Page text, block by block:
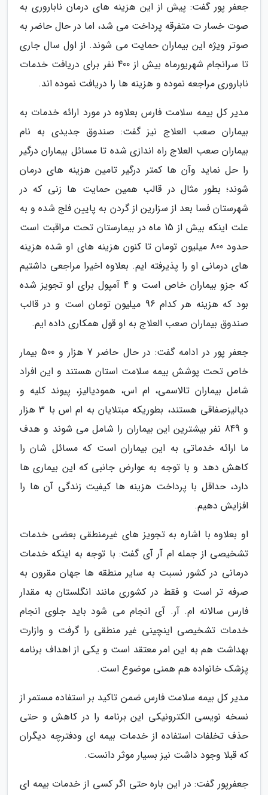
جعفر پور گفت: پیش از این هزینه های درمان ناباروری به
صوت خسار ت متفرقه پرداخت می شد، اما در حال حاضر به
صوتر ویژه این بیماران حمایت می شوند. از اول سال جاری
تا سرانجام شهریورماه بیش از 400 نفر برای دریافت خدمات
ناباروری مراجعه نموده و هزینه ها را دریافت نموده اند.
مدیر کل بیمه سلامت فارس بعلاوه در مورد ارائه خدمات به
بیماران صعب العلاج نیز گفت: صندوق جدیدی به نام
بیماران صعب العلاج راه اندازی شده تا مسائل بیماران درگیر
را حل نماید وآن ها کمتر درگیر تامین هزینه های درمان
شوند؛ بطور مثال در قالب همین حمایت ها زنی که در
شهرستان فسا بعد از سزارین از گردن به پایین فلج شده و به
علت اینکه بیش از 15 ماه در بیمارستان تحت مراقبت است
حدود 800 میلیون تومان تا کنون هزینه های او شده هزینه
های درمانی او را پذیرفته ایم. بعلاوه اخیرا مراجعی داشتیم
که جزو بیماران خاص است و 4 آمپول برای او تجویز شده
بود که هزینه هر کدام 96 میلیون تومان است و در قالب
صندوق بیماران صعب العلاج به او قول همکاری داده ایم.
جعفر پور در ادامه گفت: در حال حاضر 7 هزار و 500 بیمار
خاص تحت پوشش بیمه سلامت استان هستند و این افراد
شامل بیماران تالاسمی، ام اس، همودیالیز، پیوند کلیه و
دیالیزصفاقی هستند، بطوریکه مبتلایان به ام اس با 3 هزار
و 849 نفر بیشترین این بیماران را شامل می شوند و هدف
ما ارائه خدماتی به این بیماران است که مسائل شان را
کاهش دهد و با توجه به عوارض جانبی که این بیماری ها
دارد، حداقل با پرداخت هزینه ها کیفیت زندگی آن ها را
افزایش دهیم.
او بعلاوه با اشاره به تجویز های غیرمنطقی بعضی خدمات
تشخیصی از جمله ام آر آی گفت: با توجه به اینکه خدمات
درمانی در کشور نسبت به سایر منطقه ها جهان مقرون به
صرفه تر است و فقط در کشوری مانند انگلستان به مقدار
فارس سالانه ام. آر. آی انجام می شود باید جلوی انجام
خدمات تشخیصی اینچینی غیر منطقی را گرفت و وازارت
بهداشت هم به این امر معتقد است و یکی از اهداف برنامه
پزشک خانواده هم همنی موضوع است.
مدیر کل بیمه سلامت فارس ضمن تاکید بر استفاده مستمر از
نسخه نویسی الکترونیکی این برنامه را در کاهش و حتی
حذف تخلفات استفاده از خدمات بیمه ای ودفترچه دیگران
که قبلا وجود داشت نیز بسیار موثر دانست.
جعفرپور گفت: در این باره حتی اگر کسی از خدمات بیمه ای